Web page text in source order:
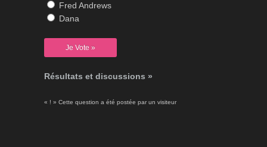
Fred Andrews
Dana
Résultats et discussions »
« ! » Cette question a été postée par un visiteur